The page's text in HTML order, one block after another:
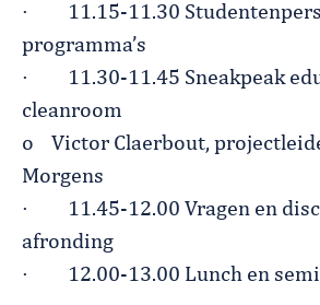
· 11.15-11.30
programma’s
· 11.30-11.45 Sneakpeak
cleanroom
o Victor Claerbout,
Morgens
· 11.45-12.00 Vragen en
afronding
· 12.00-13.00 Lunch en